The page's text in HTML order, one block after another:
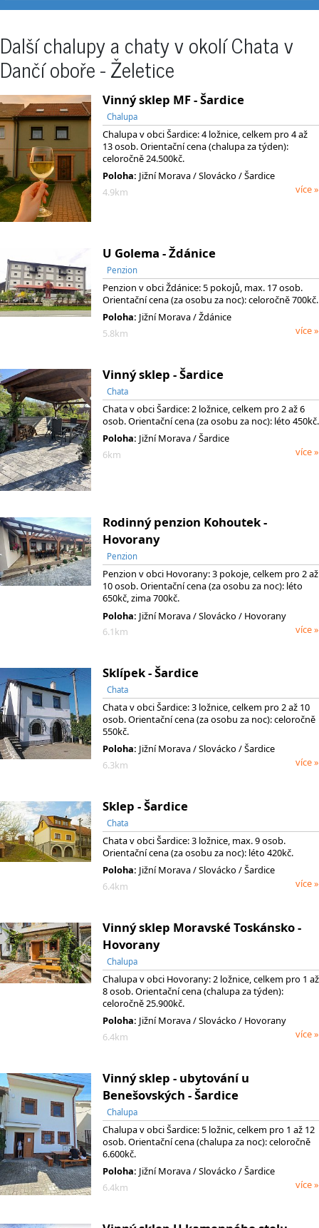
Další chalupy a chaty v okolí Chata v
Dančí oboře - Želetice
Vinný sklep MF - Šardice
Chalupa
Chalupa v obci Šardice: 4 ložnice, celkem pro 4 až
13 osob. Orientační cena (chalupa za týden):
celoročně 24.500kč.
Poloha: Jižní Morava/ Slovácko / Šardice
4.9km
více »
U Golema - Ždánice
Penzion
Penzion v obci Ždánice: 5 pokojů, max. 17 osob.
Orientační cena (za osobu za noc): celoročně 700kč.
Poloha: Jižní Morava / Ždánice
5.8km
více »
Vinný sklep - Šardice
Chata
Chata v obci Šardice: 2 ložnice, celkem pro 2 až 6
osob. Orientační cena (za osobu za noc): léto 450kč.
Poloha: Jižní Morava / Šardice
6km
více »
Rodinný penzion Kohoutek -
Hovorany
Penzion
Penzion v obci Hovorany: 3 pokoje, celkem pro 2 až
10 osob. Orientační cena (za osobu za noc): léto
650kč, zima 700kč.
Poloha: Jižní Morava/ Slovácko / Hovorany
6.1km
více »
Sklípek - Šardice
Chata
Chata v obci Šardice: 3 ložnice, celkem pro 2 až 10
osob. Orientační cena (za osobu za noc): celoročně
550kč.
Poloha: Jižní Morava/ Slovácko / Šardice
6.3km
více »
Sklep - Šardice
Chata
Chata v obci Šardice: 3 ložnice, max. 9 osob.
Orientační cena (za osobu za noc): léto 420kč.
Poloha: Jižní Morava/ Slovácko / Šardice
6.4km
více »
Vinný sklep Moravské Toskánsko -
Hovorany
Chalupa
Chalupa v obci Hovorany: 2 ložnice, celkem pro 1 až
8 osob. Orientační cena (chalupa za týden):
celoročně 25.900kč.
Poloha: Jižní Morava/ Slovácko / Hovorany
6.4km
více »
Vinný sklep - ubytování u
Benešovských - Šardice
Chalupa
Chalupa v obci Šardice: 5 ložnic, celkem pro 1 až 12
osob. Orientační cena (chalupa za noc): celoročně
6.600kč.
Poloha: Jižní Morava/ Slovácko / Šardice
6.4km
více »